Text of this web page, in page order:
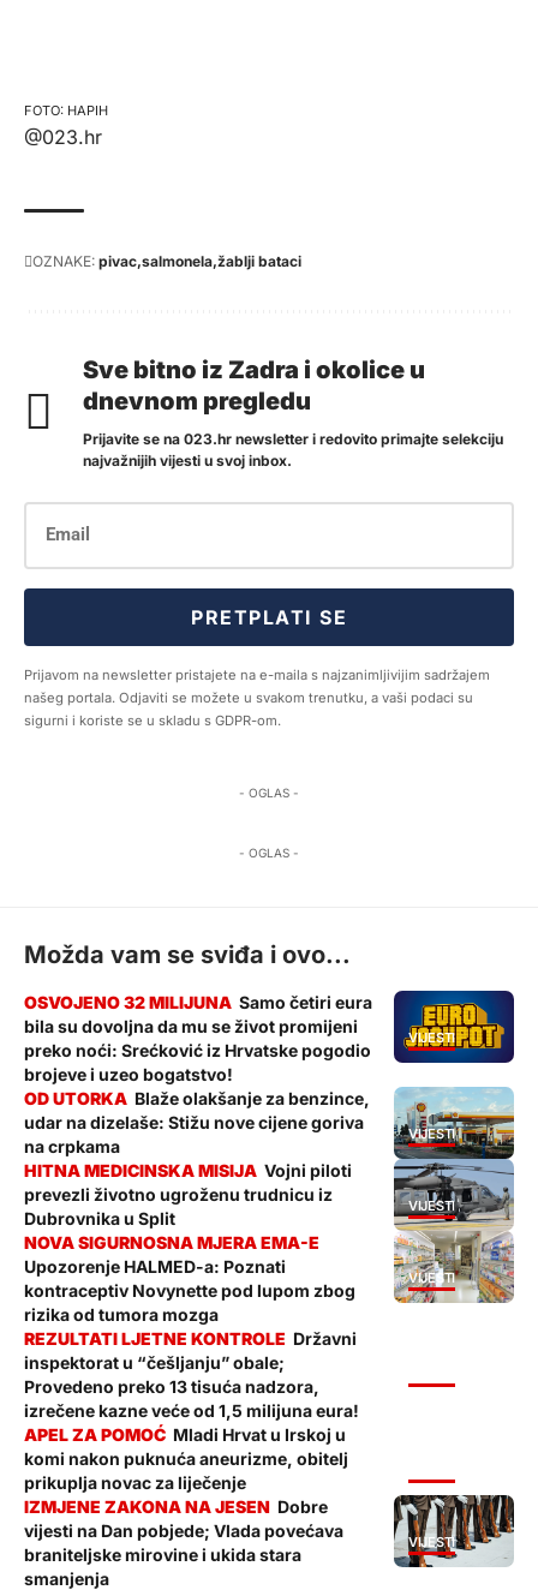
HAPIH
@023.hr
OZNAKE: pivac salmonela žablji bataci
Sve bitno iz Zadra i okolice u
dnevnom pregledu
Prijavite se na 023.hr newsletter i redovito primajte selekciju
najvažnijih vijesti u svoj inbox.
PRETPLATI SE
Prijavom na newsletter pristajete na e-maila s najzanimljivijim sadržajem
našeg portala. Odjaviti se možete u svakom trenutku, a vaši podaci su
sigurni i koriste se u skladu s GDPR-om.
- OGLAS -
- OGLAS -
Možda vam se sviđa i ovo...
VIJESTI
Samo četiri eura
bila su dovoljna da mu se život promijeni
preko noći: Srećković iz Hrvatske pogodio
brojeve i uzeo bogatstvo!
VIJESTI
Blaže olakšanje za benzince,
udar na dizelaše: Stižu nove cijene goriva
na crpkama
VIJESTI
Vojni piloti
prevezli životno ugroženu trudnicu iz
Dubrovnika u Split
VIJESTI
Upozorenje HALMED-a: Poznati
kontraceptiv Novynette pod lupom zbog
rizika od tumora mozga
Državni
inspektorat u “češljanju” obale;
Provedeno preko 13 tisuća nadzora,
izrečene kazne veće od 1,5 milijuna eura!
Mladi Hrvat u Irskoj u
komi nakon puknuća aneurizme, obitelj
prikuplja novac za liječenje
VIJESTI
Dobre
vijesti na Dan pobjede; Vlada povećava
braniteljske mirovine i ukida stara
smanjenja